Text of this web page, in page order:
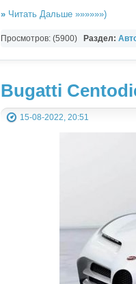
»Читать Дальше »»»»»»)
Просмотров: (5900) Раздел:
Bugatti
15-08-2022, 20:51